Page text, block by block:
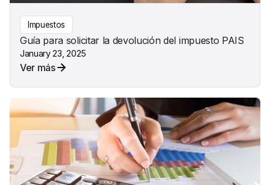
Impuestos
Guía para solicitar la devolución del impuesto PAIS
January 23, 2025
Ver más